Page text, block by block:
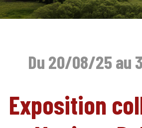
Du 20/08/25 au
Exposition